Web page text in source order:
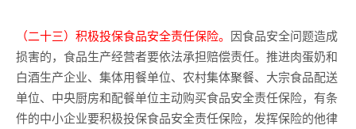
（二十三）积极投保食品安全责任保险。 因食品安全问题造成
损害的，食品生产经营者要依法承担赔偿责任。推进肉蛋奶和
白酒生产企业、集体用餐单位、农村集体聚餐、大宗食品配送
单位、中央厨房和配餐单位主动购买食品安全责任保险，有条
件的中小企业要积极投保食品安全责任保险，发挥保险的他律